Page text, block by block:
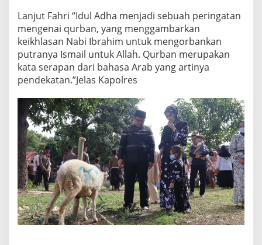
Lanjut Fahri “Idul Adha menjadi sebuah peringatan
mengenai qurban, yang menggambarkan
keikhlasan Nabi Ibrahim untuk mengorbankan
putranya Ismail untuk Allah. Qurban merupakan
kata serapan dari bahasa Arab yang artinya
pendekatan.”Jelas Kapolres